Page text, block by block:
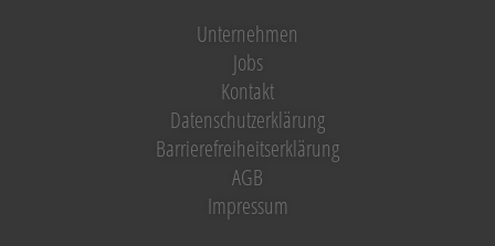
Unternehmen
Jobs
Kontakt
Datenschutzerklärung
Barrierefreiheitserklärung
AGB
Impressum